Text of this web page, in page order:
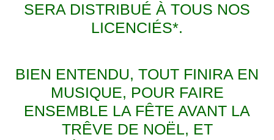
SERA DISTRIBUÉ À TOUS NOS
LICENCIÉS*.
BIEN ENTENDU, TOUT FINIRA EN
MUSIQUE, POUR FAIRE
ENSEMBLE LA FÊTE AVANT LA
TRÊVE DE NOËL, ET